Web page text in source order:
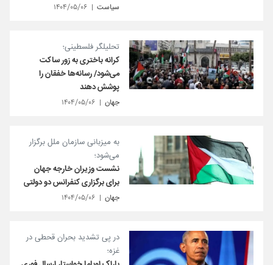
سیاست ۱۴۰۴/۰۵/۰۶
تحلیلگر فلسطینی؛
کرانه باختری به زور ساکت
می‌شود/ رسانه‌ها خفقان را
پوشش دهند
جهان ۱۴۰۴/۰۵/۰۶
به میزبانی سازمان ملل برگزار
می‌شود؛
نشست وزیران خارجه جهان
برای برگزاری کنفرانس دو دولتی
جهان ۱۴۰۴/۰۵/۰۶
در پی تشدید بحران قحطی در
غزه؛